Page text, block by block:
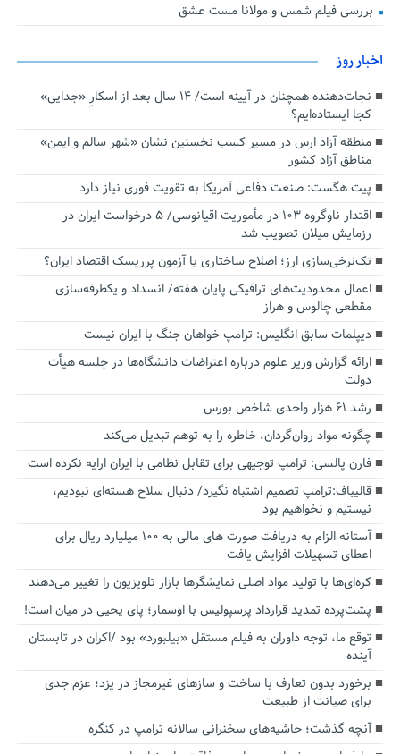
بررسی فیلم شمس و مولانا مست عشق
اخبار روز
نجات‌دهنده‌ همچنان در آیینه است/ ۱۴ سال بعد از اسکارِ «جدایی»
کجا ایستاده‌ایم؟
منطقه آزاد ارس در مسیر کسب نخستین نشان «شهر سالم و ایمن»
مناطق آزاد کشور
پیت هگست: صنعت دفاعی آمریکا به تقویت فوری نیاز دارد
اقتدار ناوگروه ۱۰۳ در مأموریت‌ اقیانوسی/ ۵ درخواست ایران در
رزمایش میلان تصویب شد
تک‌نرخی‌سازی ارز؛ اصلاح ساختاری یا آزمون پرریسک اقتصاد ایران؟
اعمال محدودیت‌های ترافیکی پایان هفته/ انسداد و یکطرفه‌سازی
مقطعی چالوس و هراز
دیپلمات سابق انگلیس:‌ ترامپ خواهان جنگ با ایران نیست
ارائه گزارش وزیر علوم درباره اعتراضات دانشگاه‌ها در جلسه هیأت
دولت
رشد ۶۱ هزار واحدی شاخص بورس
چگونه مواد روان‌گردان، خاطره را به توهم تبدیل می‌کند
فارن پالسی: ترامپ توجیهی برای تقابل نظامی با ایران ارایه نکرده است
قالیباف:ترامپ تصمیم اشتباه نگیرد/ دنبال سلاح هسته‌ای نبودیم،
نیستیم و نخواهیم بود
آستانه الزام به دریافت صورت های مالی به ۱۰۰ میلیارد ریال برای
اعطای تسهیلات افزایش یافت
کره‌ای‌ها با تولید مواد اصلی نمایشگرها بازار تلویزیون را تغییر می‌دهند
پشت‌پرده تمدید قرارداد پرسپولیس با اوسمار؛ پای یحیی در میان است!
توقع ما، توجه داوران به فیلم مستقل «بیلبورد» بود /اکران در تابستان
آینده
برخورد بدون تعارف با ساخت‌ و سازهای غیرمجاز در یزد؛ عزم جدی
برای صیانت از طبیعت
آنچه گذشت؛ حاشیه‌های سخنرانی سالانه ترامپ در کنگره